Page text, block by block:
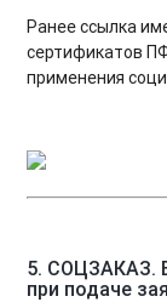
Ранее ссылка
сертификатов
применения
5. СОЦЗАКАЗ.
при подаче